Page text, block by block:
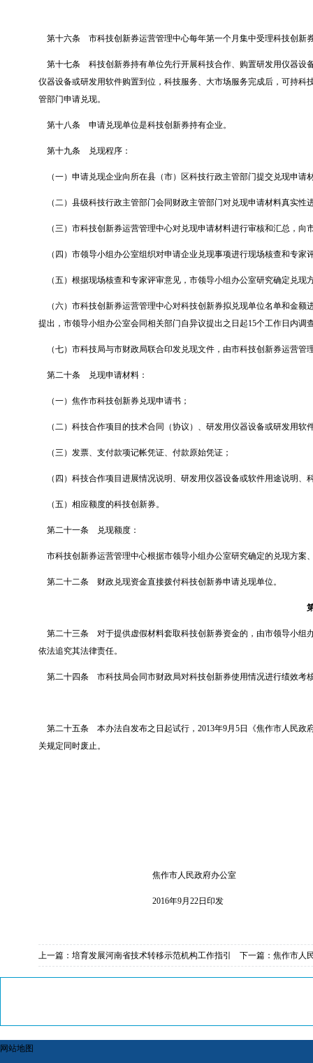
第十六条 市科技创新券运营管理中心每年第一个月集中受理科技创新
第十七条
科技创新券持有单位先行开展科技合作、购置研发用仪器
仪器设备或研发用软件购置到位，科技服务、大市场服务完成后，可持
管部门申请兑现。
第十八条 申请兑现单位是科技创新券持有企业。
第十九条 兑现程序：
（一）申请兑现企业向所在县（市）区科技行政主管部门提交兑现申
（二）县级科技行政主管部门会同财政主管部门对兑现申请材料真实
（三）市科技创新券运营管理中心对兑现申请材料进行审核和汇总，向
（四）市领导小组办公室组织对申请企业兑现事项进行现场核查和专
（五）根据现场核查和专家评审意见，市领导小组办公室研究确定兑现
（六）市科技创新券运营管理中心对科技创新券拟兑现单位名单和金额
提出，市领导小组办公室会同相关部门自异议提出之日起15个工作日内调
（七）市科技局与市财政局联合印发兑现文件，由市科技创新券运营管
第二十条 兑现申请材料：
（一）焦作市科技创新券兑现申请书；
（二）科技合作项目的技术合同（协议）、研发用仪器设备或研发用
（三）发票、支付款项记帐凭证、付款原始凭证；
（四）科技合作项目进展情况说明、研发用仪器设备或软件用途说明
（五）相应额度的科技创新券。
第二十一条 兑现额度：
市科技创新券运营管理中心根据市领导小组办公室研究确定的兑现方
第二十二条 财政兑现资金直接拨付科技创新券申请兑现单位。
第二十三条
对于提供虚假材料套取科技创新券资金的，由市领导小
依法追究其法律责任。
第二十四条 市科技局会同市财政局对科技创新券使用情况进行绩效
第二十五条 本办法自发布之日起试行， 2013年9月 5日《焦作市人民政
关规定同时废止。
焦作市人民政府办公室
2016年9月 22日印发
上一篇： 培育发展河南省技术转移示范机构工作指引 下一篇： 焦作市人
网站地图